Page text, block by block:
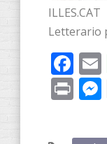
ILLES.CAT
Letterario